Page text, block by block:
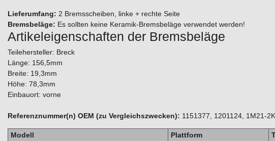
Lieferumfang: 2 Bremsscheiben, linke + rechte Seite
Bremsbeläge: Es sollten keine Keramik-Bremsbeläge verwendet werden!
Artikeleigenschaften der Bremsbeläge
Teilehersteller: Breck
Länge: 156,5mm
Breite: 19,3mm
Höhe: 78,3mm
Einbauort: vorne
Referenznummer(n) OEM (zu Vergleichszwecken): 1151377, 1201124, 1M21-
Modell Plattform